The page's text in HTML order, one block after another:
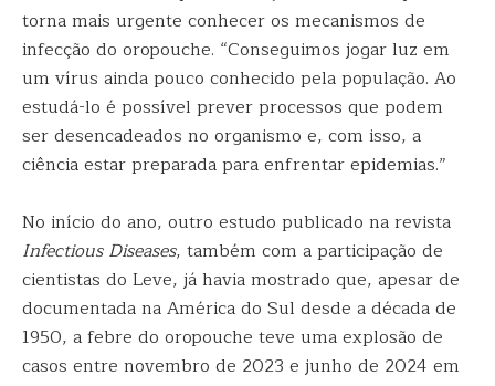
torna mais urgente conhecer os mecanismos de
infecção do oropouche. “Conseguimos jogar luz em
um vírus ainda pouco conhecido pela população. Ao
estudá-lo é possível prever processos que podem
ser desencadeados no organismo e, com isso, a
ciência estar preparada para enfrentar epidemias.”
No início do ano, outro estudo publicado na revista
Infectious Diseases, também com a participação de
cientistas do Leve, já havia mostrado que, apesar de
documentada na América do Sul desde a década de
1950, a febre do oropouche teve uma explosão de
casos entre novembro de 2023 e junho de 2024 em